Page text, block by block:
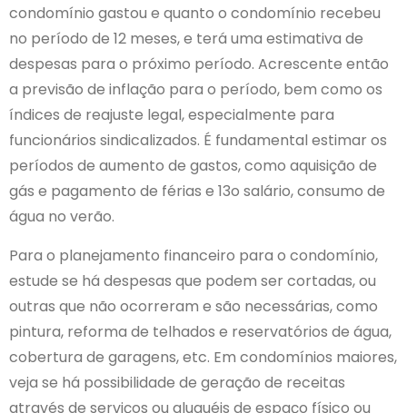
condomínio gastou e quanto o condomínio recebeu
no período de 12 meses, e terá uma estimativa de
despesas para o próximo período. Acrescente então
a previsão de inflação para o período, bem como os
índices de reajuste legal, especialmente para
funcionários sindicalizados. É fundamental estimar os
períodos de aumento de gastos, como aquisição de
gás e pagamento de férias e 13o salário, consumo de
água no verão.
Para o planejamento financeiro para o condomínio,
estude se há despesas que podem ser cortadas, ou
outras que não ocorreram e são necessárias, como
pintura, reforma de telhados e reservatórios de água,
cobertura de garagens, etc. Em condomínios maiores,
veja se há possibilidade de geração de receitas
através de serviços ou aluguéis de espaço físico ou